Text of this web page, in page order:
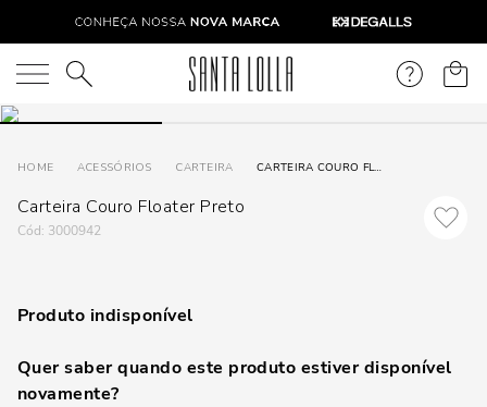
O que você está procurando?
ACESSÓRIOS CARTEIRA CARTEIRA COURO FLOATER PRETO
Carteira Couro Floater Preto
: 3000942
Produto indisponível
Quer saber quando este produto estiver disponível
novamente?